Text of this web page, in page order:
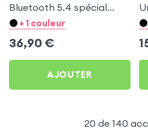
Bluetooth 5.4 spécial
Sport et Running -
Sable
+ 1 couleur
36,90 €
AJOUTER
20 de 140